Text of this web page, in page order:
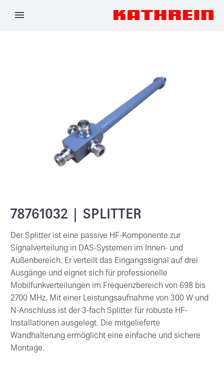
78761032 | SPLITTER
Der Splitter ist eine passive HF-Komponente zur
Signalverteilung in DAS-Systemen im Innen- und
Außenbereich. Er verteilt das Eingangssignal auf drei
Ausgänge und eignet sich für professionelle
Mobilfunkverteilungen im Frequenzbereich von 698 bis
2700 MHz. Mit einer Leistungsaufnahme von 300 W und
N-Anschluss ist der 3-fach Splitter für robuste HF-
Installationen ausgelegt. Die mitgelieferte
Wandhalterung ermöglicht eine einfache und sichere
Montage.